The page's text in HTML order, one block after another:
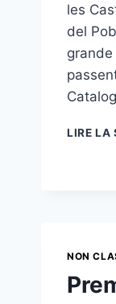
les
del
LIRE LA
NON